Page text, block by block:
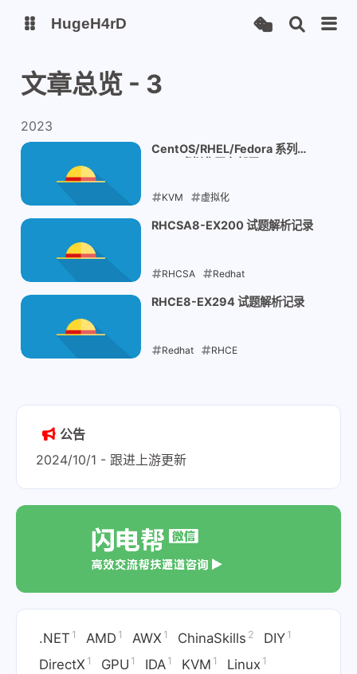
博客 云盘主线
Github Page
HugeH4rD
文章总览 - 3
2023
CentOS/RHEL/Fedora 系列
KVM 虚拟化
2023-01-31
RHCSA8-EX200 试题解析记录
RHCSA Redhat
2023-01-05
RHCE8-EX294 试题解析记录
Redhat RHCE
公告
2024/10/1 - 跟进上游更新
.NET 1 AMD 1 AWX 1 ChinaSkills 2 DIY 1
DirectX 1 GPU 1 IDA 1 KVM 1 Linux 1